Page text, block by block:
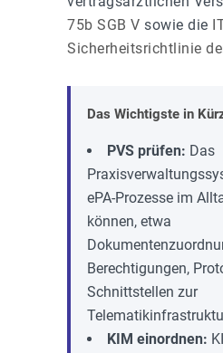
75b SGB V sowie die
Sicherheitsrichtlinie
Das Wichtigste in
PVS prüfen: Das
ePA-Prozesse im
können, etwa
Berechtigungen,
Schnittstellen zur
KIM einordnen: